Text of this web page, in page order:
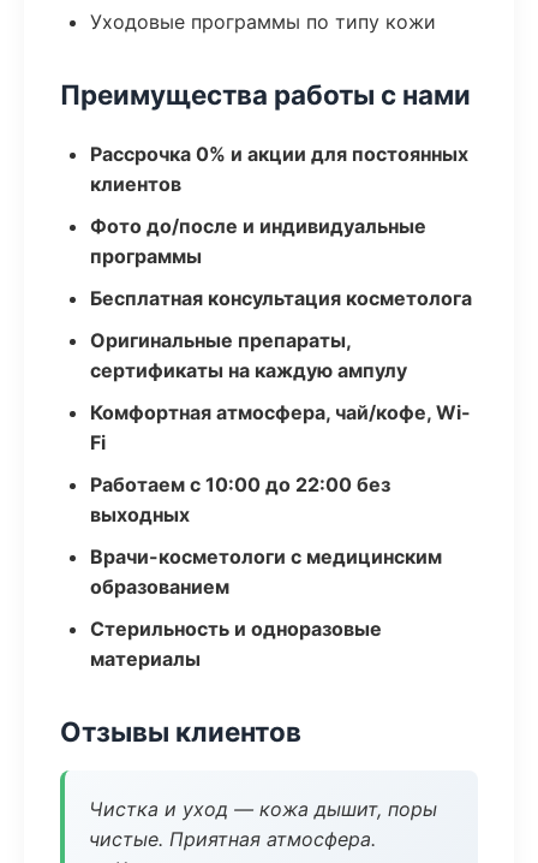
Уходовые программы по типу кожи
Преимущества работы с нами
Рассрочка 0% и акции для постоянных
клиентов
Фото до/после и индивидуальные
программы
Бесплатная консультация косметолога
Оригинальные препараты,
сертификаты на каждую ампулу
Комфортная атмосфера, чай/кофе, Wi-
Fi
Работаем с 10:00 до 22:00 без
выходных
Врачи-косметологи с медицинским
образованием
Стерильность и одноразовые
материалы
Отзывы клиентов
Чистка и уход — кожа дышит, поры
чистые. Приятная атмосфера.